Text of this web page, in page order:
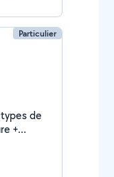
Particulier
+
mon